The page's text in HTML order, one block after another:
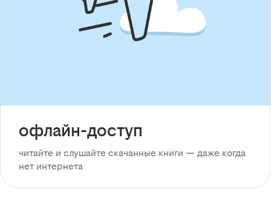
офлайн-доступ
читайте и слушайте скачанные книги — даже когда
нет интернета